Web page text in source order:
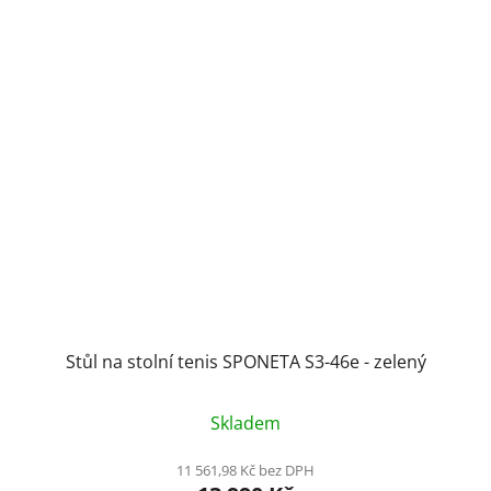
Stůl na stolní tenis SPONETA S3-46e - zelený
Skladem
11 561,98 Kč bez DPH